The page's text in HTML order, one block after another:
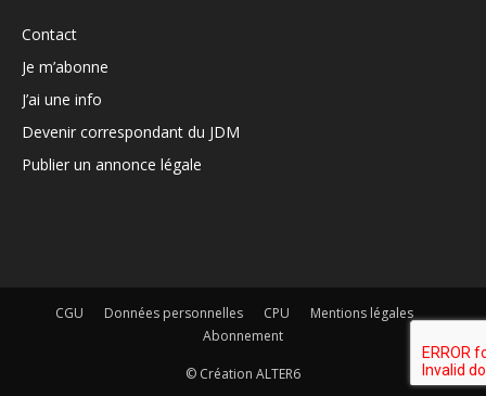
Contact
Je m’abonne
J’ai une info
Devenir correspondant du JDM
Publier un annonce légale
CGU Données personnelles CPU
Mentions légales
Abonnement
© Création ALTER6